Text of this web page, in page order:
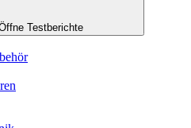
Testberichte